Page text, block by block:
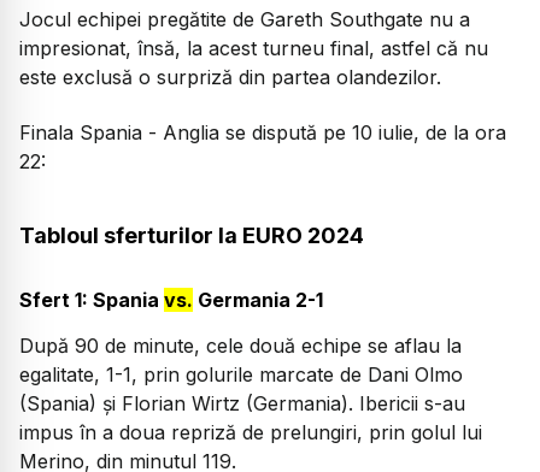
Jocul echipei pregătite de Gareth Southgate nu a
impresionat, însă, la acest turneu final, astfel că nu
este exclusă o surpriză din partea olandezilor.
Finala Spania - Anglia se dispută pe 10 iulie, de la ora
22:
Tabloul sferturilor la EURO 2024
Sfert 1: Spania vs. Germania 2-1
După 90 de minute, cele două echipe se aflau la
egalitate, 1-1, prin golurile marcate de Dani Olmo
(Spania) și Florian Wirtz (Germania). Ibericii s-au
impus în a doua repriză de prelungiri, prin golul lui
Merino, din minutul 119.